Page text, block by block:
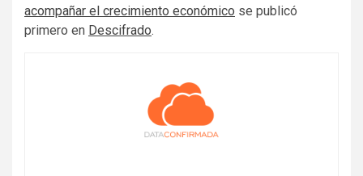
acompañar el crecimiento económico se publicó
primero en Descifrado.